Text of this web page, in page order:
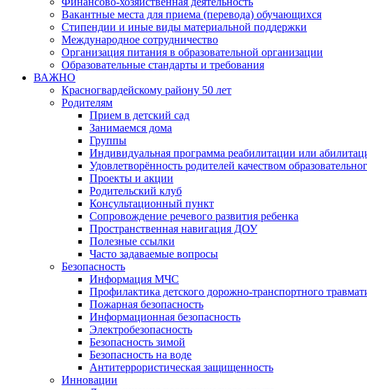
Вакантные места для приема (перевода) обучающихся
Стипендии и иные виды материальной поддержки
Международное сотрудничество
Организация питания в образовательной организации
Образовательные стандарты и требования
ВАЖНО
Красногвардейскому району 50 лет
Родителям
Прием в детский сад
Занимаемся дома
Группы
Индивидуальная программа реабилитации или
Удовлетворённость родителей качеством
Проекты и акции
Родительский клуб
Консультационный пункт
Сопровождение речевого развития ребенка
Пространственная навигация ДОУ
Полезные ссылки
Часто задаваемые вопросы
Безопасность
Информация МЧС
Профилактика детского дорожно-транспортного
Пожарная безопасность
Информационная безопасность
Электробезопасность
Безопасность зимой
Безопасность на воде
Антитеррористическая защищенность
Инновации